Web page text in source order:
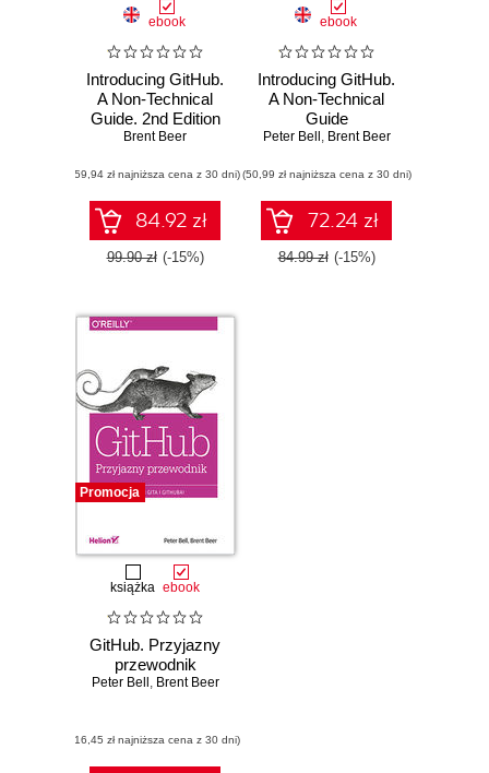
ebook
Introducing GitHub.
A Non-Technical
Guide. 2nd Edition
Brent Beer
(59,94 zł najniższa cena z 30 dni)
84.92 zł
99.90 zł (-15%)
ebook
Introducing GitHub.
A Non-Technical
Guide
Peter Bell , Brent Beer
(50,99 zł najniższa cena z 30 dni)
72.24 zł
84.99 zł (-15%)
Promocja
książka ebook
GitHub. Przyjazny
przewodnik
Peter Bell , Brent Beer
(16,45 zł najniższa cena z 30 dni)